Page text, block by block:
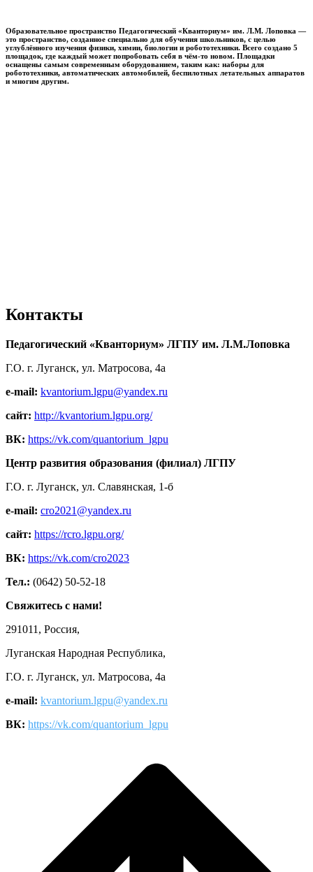
Образовательное пространство Педагогический «Кванториум» им. Л.М. Лоповка —
это пространство, созданное специально для обучения школьников, с целью
углублённого изучения физики, химии, биологии и робототехники. Всего создано 5
площадок, где каждый может попробовать себя в чём-то новом. Площадки
оснащены самым современным оборудованием, таким как: наборы для
робототехники, автоматических автомобилей, беспилотных летательных аппаратов
и многим другим.
Контакты
Педагогический «Кванториум» ЛГПУ им. Л.М.Лоповка
Г.О. г. Луганск, ул. Матросова, 4а
e-mail: kvantorium.lgpu@yandex.ru
сайт: http://kvantorium.lgpu.org/
ВК: https://vk.com/quantorium_lgpu
Центр развития образования (филиал) ЛГПУ
Г.О. г. Луганск, ул. Славянская, 1-б
e-mail: cro2021@yandex.ru
сайт: https://rcro.lgpu.org/
ВК: https://vk.com/cro2023
Тел.: (0642) 50-52-18
Свяжитесь с нами!
291011, Россия,
Луганская Народная Республика,
Г.О. г. Луганск, ул. Матросова, 4а
e-mail: kvantorium.lgpu@yandex.ru
ВК: https://vk.com/quantorium_lgpu